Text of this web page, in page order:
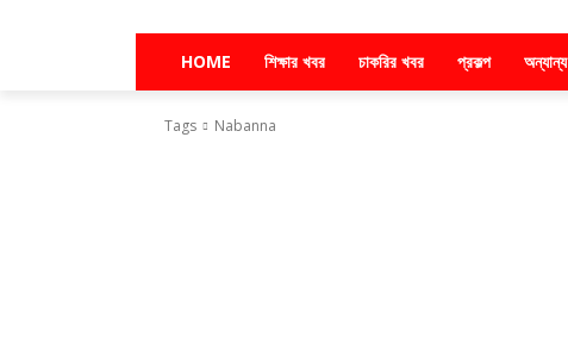
HOME শিক্ষার খবর চাকরির খবর প্রকল্প অন্যান্য
Tags Nabanna